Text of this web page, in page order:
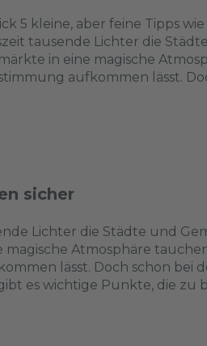
5 kleine, aber feine Tipps
tausende Lichter die
in eine magische
aufkommen lässt.
sicher
Lichter die Städte und
Atmosphäre
lässt. Doch schon bei
es wichtige Punkte, die zu